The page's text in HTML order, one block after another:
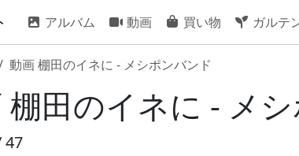
アルバム 動画 買い物 ガルテ
動画 棚田のイネに - メシポンバンド
棚田のイネに - メ
47